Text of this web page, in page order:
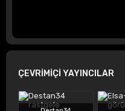
ÇEVRİMİÇİ YAYINCILAR